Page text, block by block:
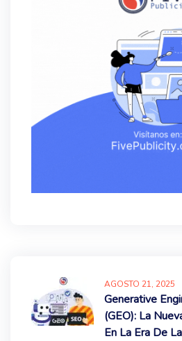
AGOSTO 21, 2025
Generative
(GEO): La
En La Era De